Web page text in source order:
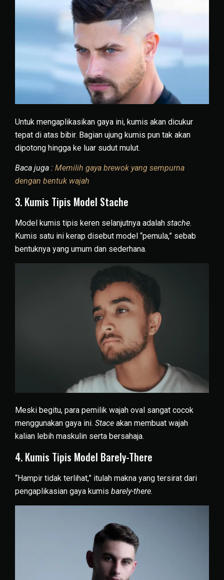
Untuk mengaplikasikan gaya ini, kumis akan dicukur
tepat di atas bibir. Bagian ujung kumis pun tak akan
dipotong hingga ke luar sudut mulut.
Baca juga : Memilih gaya brewok yang sempurna
dengan bentuk wajah
3. Kumis Tipis Model Stache
Model kumis tipis keren selanjutnya adalah stache.
Kumis satu ini kerap disebut model “pemula,” sebab
bentuknya yang umum dan sederhana.
Meski begitu, para pemilik wajah oval sangat cocok
menggunakan gaya ini. Stace akan membuat wajah
kalian lebih maskulin serta bersahaja.
4. Kumis Tipis Model Barely-There
“Hampir tidak terlihat,” itulah makna yang tersirat dari
pengaplikasian gaya kumis barely-there.